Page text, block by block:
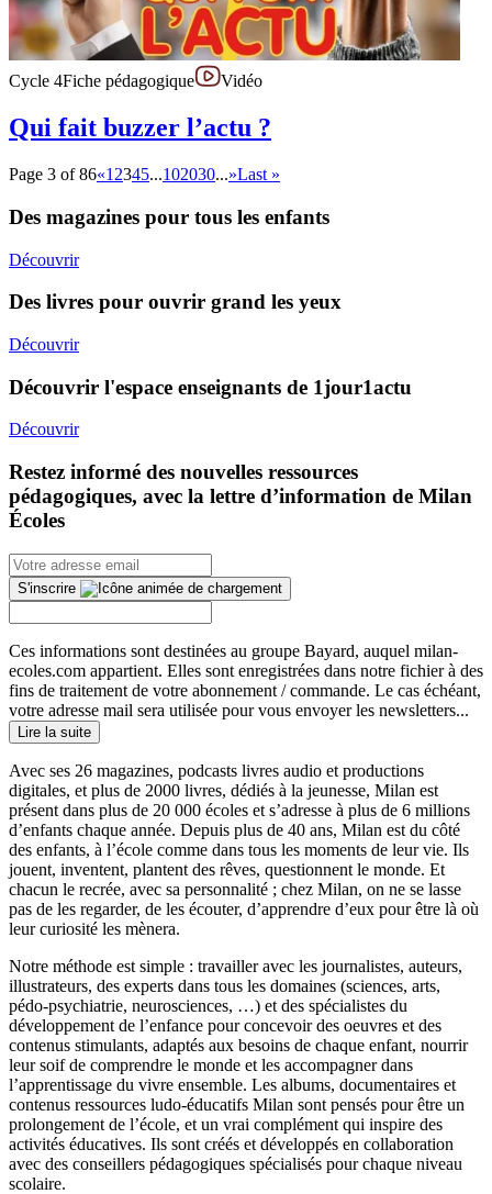
Cycle 4Fiche pédagogique Vidéo
Qui fait buzzer l’actu ?
Page 3 of 86«1 2345...102030...»Last »
Des magazines pour tous les enfants
Découvrir
Des livres pour ouvrir grand les yeux
Découvrir
Découvrir l'espace enseignants de 1jour1actu
Découvrir
Restez informé des nouvelles ressources
pédagogiques, avec la lettre d’information de Milan
Écoles
S'inscrire
Ces informations sont destinées au groupe Bayard, auquel milan-
ecoles.com appartient. Elles sont enregistrées dans notre fichier à des
fins de traitement de votre abonnement / commande. Le cas échéant,
votre adresse mail sera utilisée pour vous envoyer les newsletters...
Lire la suite
Avec ses 26 magazines, podcasts livres audio et productions
digitales, et plus de 2000 livres, dédiés à la jeunesse, Milan est
présent dans plus de 20 000 écoles et s’adresse à plus de 6 millions
d’enfants chaque année. Depuis plus de 40 ans, Milan est du côté
des enfants, à l’école comme dans tous les moments de leur vie. Ils
jouent, inventent, plantent des rêves, questionnent le monde. Et
chacun le recrée, avec sa personnalité ; chez Milan, on ne se lasse
pas de les regarder, de les écouter, d’apprendre d’eux pour être là où
leur curiosité les mènera.
Notre méthode est simple : travailler avec les journalistes, auteurs,
illustrateurs, des experts dans tous les domaines (sciences, arts,
pédo-psychiatrie, neurosciences, …) et des spécialistes du
développement de l’enfance pour concevoir des oeuvres et des
contenus stimulants, adaptés aux besoins de chaque enfant, nourrir
leur soif de comprendre le monde et les accompagner dans
l’apprentissage du vivre ensemble. Les albums, documentaires et
contenus ressources ludo-éducatifs Milan sont pensés pour être un
prolongement de l’école, et un vrai complément qui inspire des
activités éducatives. Ils sont créés et développés en collaboration
avec des conseillers pédagogiques spécialisés pour chaque niveau
scolaire.